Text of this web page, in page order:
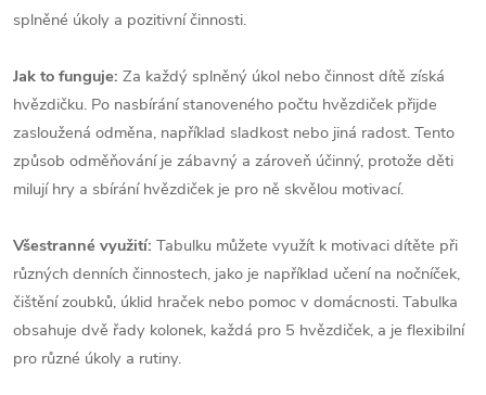
splněné úkoly a pozitivní činnosti.
Jak to funguje: Za každý splněný úkol nebo činnost dítě získá
hvězdičku. Po nasbírání stanoveného počtu hvězdiček přijde
zasloužená odměna, například sladkost nebo jiná radost. Tento
způsob odměňování je zábavný a zároveň účinný, protože děti
milují hry a sbírání hvězdiček je pro ně skvělou motivací.
Všestranné využití: Tabulku můžete využít k motivaci dítěte při
různých denních činnostech, jako je například učení na nočníček,
čištění zoubků, úklid hraček nebo pomoc v domácnosti. Tabulka
obsahuje dvě řady kolonek, každá pro 5 hvězdiček, a je flexibilní
pro různé úkoly a rutiny.